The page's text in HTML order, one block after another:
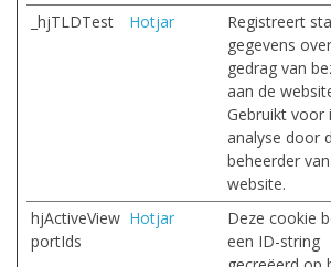
_hjTLDTest Hotjar
Registreert
gegevens
gedrag van
aan de
Gebruikt voor
analyse door
beheerder
website.
hjActiveView
portIds
Hotjar
Deze cookie
een ID-string